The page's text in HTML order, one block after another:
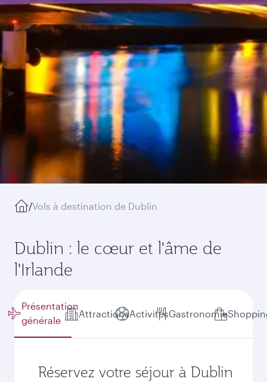
/Vols à destination de Dublin
Dublin : le cœur et l'âme de
l'Irlande
Présentation
générale
AttractionsActivitésGastronomie
Réservez votre séjour à Dublin